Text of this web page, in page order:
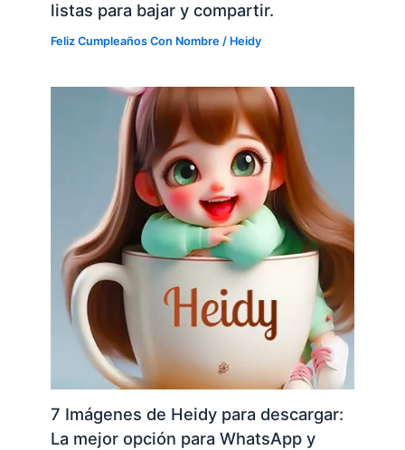
listas para bajar y compartir.
Feliz Cumpleaños Con Nombre / Heidy
7 Imágenes de Heidy para descargar:
La mejor opción para WhatsApp y